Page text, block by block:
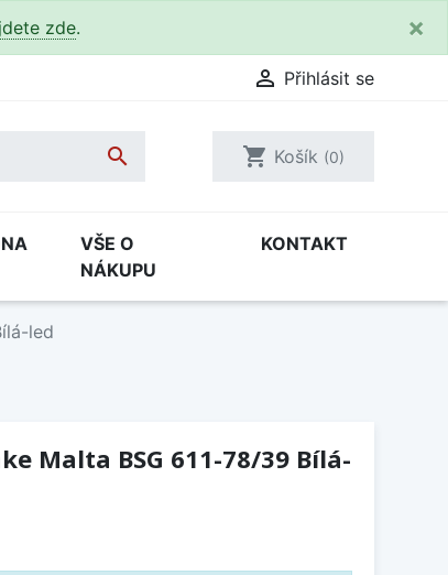
zde. ×
 Přihlásit se
 shopping_cart Košík (0)
VŠE O
NÁKUPU
KONTAKT
led
Malta BSG 611-78/39 Bílá-